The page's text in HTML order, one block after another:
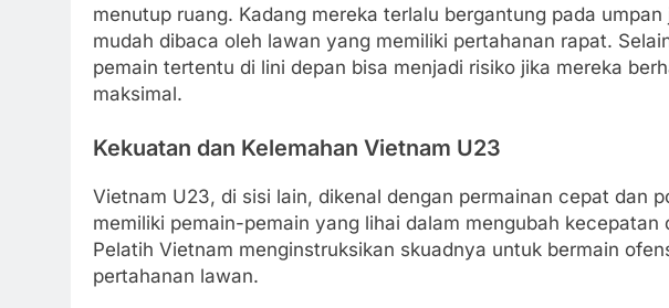
menutup ruang. Kadang mereka terlalu bergantung pada
mudah dibaca oleh lawan yang memiliki pertahanan rapat.
pemain tertentu di lini depan bisa menjadi risiko jika mereka
maksimal.
Kekuatan dan Kelemahan Vietnam U23
Vietnam U23, di sisi lain, dikenal dengan permainan cepat dan
memiliki pemain-pemain yang lihai dalam mengubah kecepatan
Pelatih Vietnam menginstruksikan skuadnya untuk bermain
pertahanan lawan.